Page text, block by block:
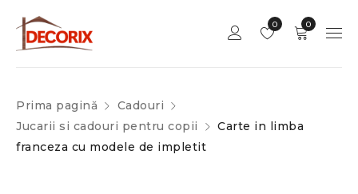
0
0
Prima pagină
Cadouri
Jucarii si cadouri pentru copii
Carte in limba
franceza cu modele de impletit